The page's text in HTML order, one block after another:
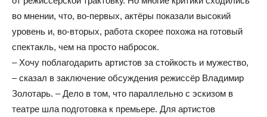
во мнении, что, во-первых, актёры показали высокий
уровень и, во-вторых, работа скорее похожа на готовый
спектакль, чем на просто набросок.
– Хочу поблагодарить артистов за стойкость и мужество,
– сказал в заключение обсуждения режиссёр Владимир
Золотарь. – Дело в том, что параллельно с эскизом в
театре шла подготовка к премьере. Для артистов